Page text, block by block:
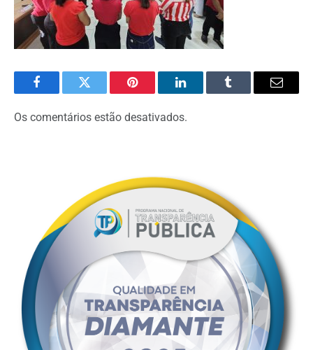
FacebookTwitter Pinterest O
LinkedIn
Tumblr
E-
Os comentários estão desativados.